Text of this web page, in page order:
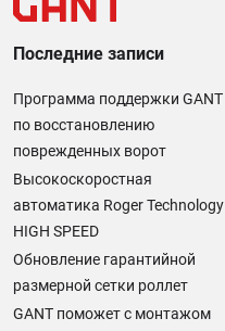
Последние записи
Программа поддержки GANT
по восстановлению
поврежденных ворот
Высокоскоростная
автоматика Roger Technology
HIGH SPEED
Обновление гарантийной
размерной сетки роллет
GANT поможет с монтажом